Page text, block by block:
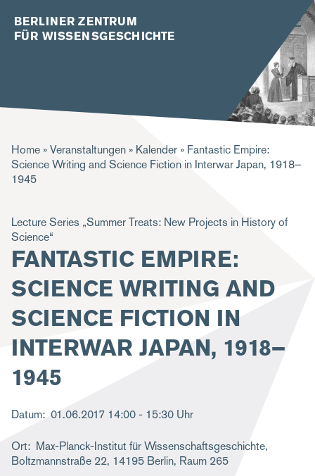
BERLINER ZENTRUM
FÜR WISSENSGESCHICHTE
P
f
d
n
a
v
i
g
a
t
o
n
Home Veranstaltungen Kalender
Fantastic Empire:
Science Writing and Science Fiction in Interwar Japan, 1918–
1945
Lecture Series „Summer Treats: New Projects in History of
Science“
FANTASTIC EMPIRE:
SCIENCE WRITING AND
SCIENCE FICTION IN
INTERWAR JAPAN, 1918–
1945
Datum 01.06.2017 14:00 - 15:30 Uhr
Ort
Max-Planck-Institut für Wissenschaftsgeschichte,
Boltzmannstraße 22, 14195 Berlin, Raum 265